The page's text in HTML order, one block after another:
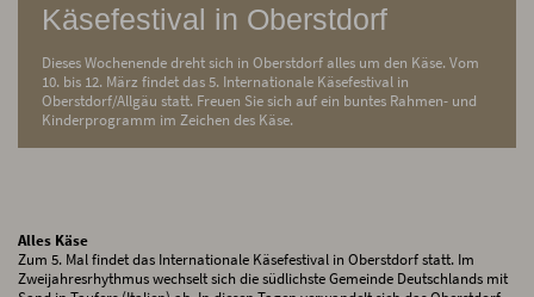
Käsefestival in Oberstdorf
Dieses Wochenende dreht sich in Oberstdorf alles um den Käse. Vom
10. bis 12. März findet das 5. Internationale Käsefestival in
Oberstdorf/Allgäu statt. Freuen Sie sich auf ein buntes Rahmen- und
Kinderprogramm im Zeichen des Käse.
Alles Käse
Zum 5. Mal findet das Internationale Käsefestival in Oberstdorf statt. Im
Zweijahresrhythmus wechselt sich die südlichste Gemeinde Deutschlands mit